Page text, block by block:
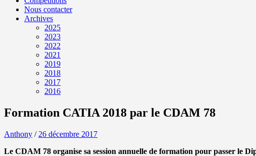
Nous contacter
Archives
2025
2023
2022
2021
2019
2018
2017
2016
Formation CATIA 2018 par le CDAM 78
Anthony / 26 décembre 2017
Le CDAM 78 organise sa session annuelle de formation pour passer le